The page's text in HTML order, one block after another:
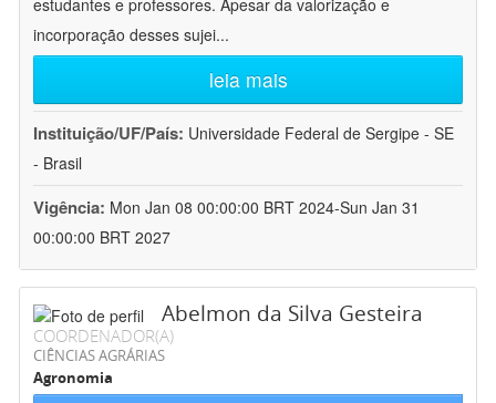
estudantes e professores. Apesar da valorização e
incorporação desses sujei...
leia mais
Instituição/UF/País: Universidade Federal de Sergipe - SE
- Brasil
Vigência: Mon Jan 08 00:00:00 BRT 2024-Sun Jan 31
00:00:00 BRT 2027
Abelmon da Silva Gesteira
COORDENADOR(A)
CIÊNCIAS AGRÁRIAS
Agronomia